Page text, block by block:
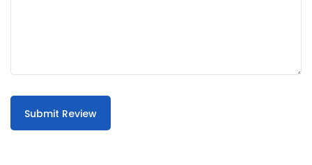
Submit Review